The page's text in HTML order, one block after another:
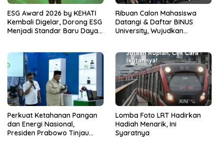
ESG Award 2026 by KEHATI
Kembali Digelar, Dorong ESG
Menjadi Standar Baru Daya
Ribuan Calon Mahasiswa
Datangi & Daftar BINUS
University, Wujudkan
Perkuat Ketahanan Pangan
dan Energi Nasional,
Presiden Prabowo Tinjau
Lomba Foto LRT Hadirkan
Hadiah Menarik, Ini
Syaratnya